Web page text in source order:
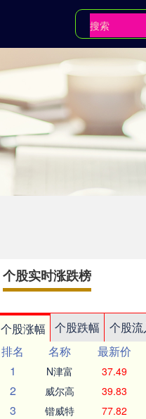
个股实时涨跌榜
个股涨幅 个股跌幅 个股流
排名
名称 最新价
1
N津富 37.49
2 威尔高 39.83
3 锴威特 77.82